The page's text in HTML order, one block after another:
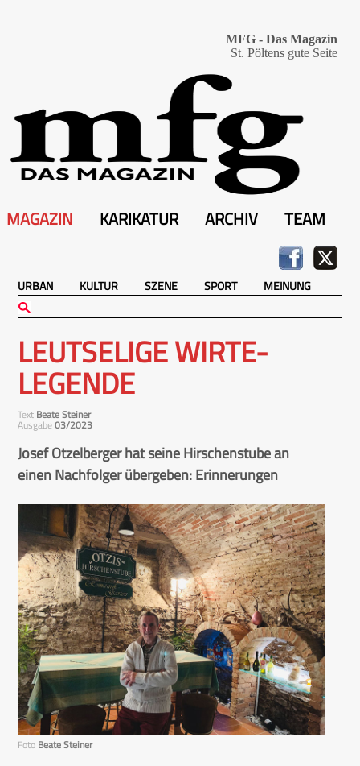
MFG - Das Magazin
St. Pöltens gute Seite
MAGAZIN KARIKATUR ARCHIV TEAM
URBAN KULTUR SZENE SPORT MEINUNG
LEUTSELIGE WIRTE-
LEGENDE
Text Beate Steiner
Ausgabe03/2023
Josef Otzelberger hat seine Hirschenstube an
einen Nachfolger übergeben: Erinnerungen
Foto Beate Steiner